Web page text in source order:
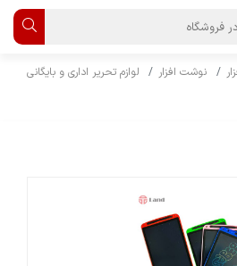
نوشت افزار
لوازم تحریر اداری و بایگانی